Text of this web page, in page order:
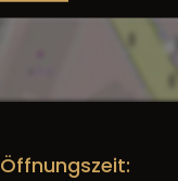
Öffnungszeit: